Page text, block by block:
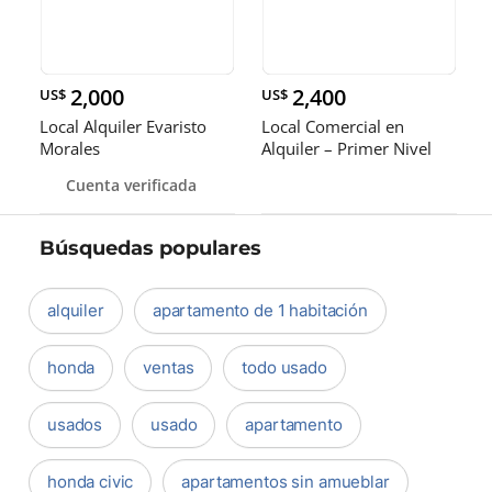
US$ 2,000
Local Alquiler Evaristo
Morales
Cuenta verificada
US$ 2,400
Local Comercial en
Alquiler – Primer Nivel
Búsquedas populares
alquiler apartamento de 1 habitación
honda ventas todo usado
usados usado apartamento
honda civic apartamentos sin amueblar